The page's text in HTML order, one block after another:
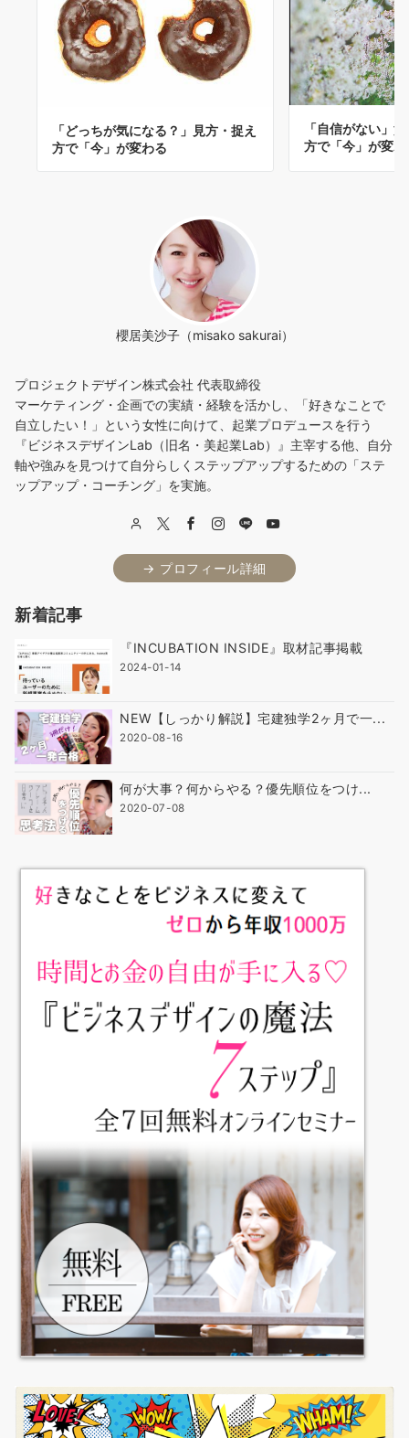
「どっちが気になる？」見方・捉え
方で「今」が変わる
「自信がない」
方で「今」が変わ
櫻居美沙子（misako sakurai）
プロジェクトデザイン株式会社 代表取締役
マーケティング・企画での実績・経験を活かし、「好きなことで
自立したい！」という女性に向けて、起業プロデュースを行う
『ビジネスデザインLab（旧名・美起業Lab）』主宰する他、自分
軸や強みを見つけて自分らしくステップアップするための「ステ
ップアップ・コーチング」を実施。
→ プロフィール詳細
新着記事
『INCUBATION INSIDE』取材記事掲載
2024-01-14
NEW【しっかり解説】宅建独学2ヶ月で一...
2020-08-16
何が大事？何からやる？優先順位をつけ...
2020-07-08